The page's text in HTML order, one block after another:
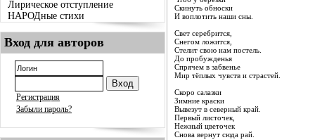
Лирическое отступление
НАРОДные стихи
Вход для авторов
Регистрация
Забыли пароль?
Скинуть обноски
И воплотить наши сны.
Свет серебрится,
Снегом ложится,
Стелит свою нам постель.
До пробужденья
Спрячем в забвенье
Мир тёплых чувств и страстей.
Скоро салазки
Зимние краски
Вывезут в северный край.
Первый листочек,
Нежный цветочек
Снова вернут сюда рай.